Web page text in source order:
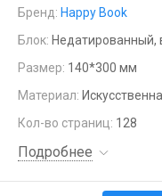
Бренд: Happy Book
Блок: Недатированный,
Размер: 140*300 мм
Материал:
Кол-во страниц: 128
Подробнее